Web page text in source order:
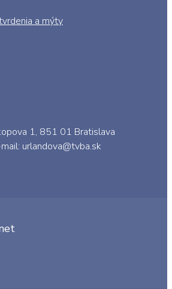
a mýty
1, 851 01 Bratislava
urlandova@tvba.sk